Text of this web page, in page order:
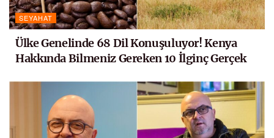
SEYAHAT
Ülke Genelinde 68 Dil Konuşuluyor! Kenya
Hakkında Bilmeniz Gereken 10 İlginç Gerçek